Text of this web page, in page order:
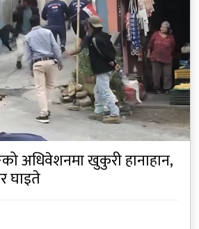
अधिवेशनमा खुकुरी हानाहान,
घाइते